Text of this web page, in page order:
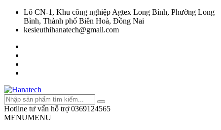
Lô CN-1, Khu công nghiệp Agtex Long Bình, Phường Long
Bình, Thành phố Biên Hoà, Đồng Nai
kesieuthihanatech@gmail.com
Hotline tư vấn hỗ trợ 0369124565
MENUMENU